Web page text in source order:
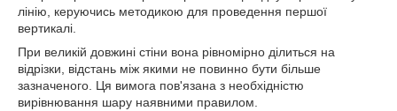
лінію, керуючись методикою для проведення першої
вертикалі.
При великій довжині стіни вона рівномірно ділиться на
відрізки, відстань між якими не повинно бути більше
зазначеного. Ця вимога пов'язана з необхідністю
вирівнювання шару наявними правилом.